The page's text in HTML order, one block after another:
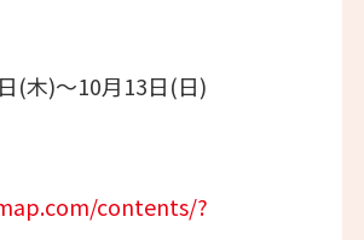
(木)～10月13日(日)
contents/?